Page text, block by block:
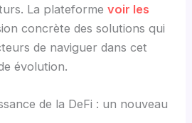
La plateformevoir les
concrète des solutions qui
de naviguer dans cet
évolution.
de la DeFi : un nouveau